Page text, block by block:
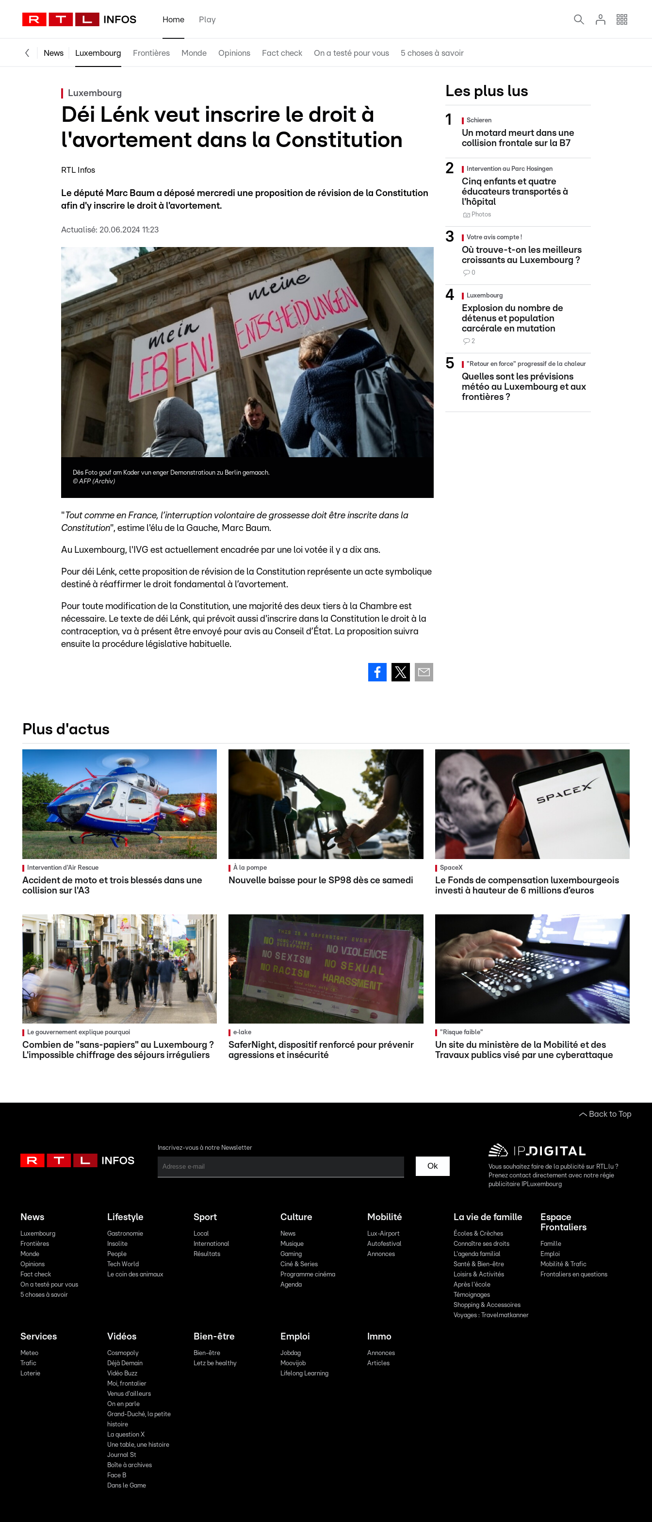
Home Play
News Luxembourg Frontières Monde Opinions Fact check On a testé pour vous 5 choses à savoir
Luxembourg
Déi Lénk veut inscrire le droit à
l'avortement dans la Constitution
RTL Infos
Le député Marc Baum a déposé mercredi une proposition de révision de la Constitution
afin d'y inscrire le droit à l'avortement.
Actualisé: 20.06.2024 11:23
Dës Foto gouf am Kader vun enger Demonstratioun zu Berlin gemaach.
©AFP (Archiv)
"Tout comme en France, l’interruption volontaire de grossesse doit être inscrite dans la
Constitution", estime l'élu de la Gauche, Marc Baum.
Au Luxembourg, l'IVG est actuellement encadrée par une loi votée il y a dix ans.
Pour déi Lénk, cette proposition de révision de la Constitution représente un acte symbolique
destiné à réaffirmer le droit fondamental à l’avortement.
Pour toute modification de la Constitution, une majorité des deux tiers à la Chambre est
nécessaire. Le texte de déi Lénk, qui prévoit aussi d'inscrire dans la Constitution le droit à la
contraception, va à présent être envoyé pour avis au Conseil d’État. La proposition suivra
ensuite la procédure législative habituelle.
Les plus lus
Schieren
Un motard meurt dans une
collision frontale sur la B7
Intervention au Parc Hosingen
Cinq enfants et quatre
éducateurs transportés à
l'hôpital
Photos
Votre avis compte !
Où trouve-t-on les meilleurs
croissants au Luxembourg ?
0
Luxembourg
Explosion du nombre de
détenus et population
carcérale en mutation
2
"Retour en force" progressif de la chaleur
Quelles sont les prévisions
météo au Luxembourg et aux
frontières ?
Plus d'actus
Intervention d'Air Rescue
Accident de moto et trois blessés dans une
collision sur l'A3
À la pompe
Nouvelle baisse pour le SP98 dès ce samedi
SpaceX
Le Fonds de compensation luxembourgeois
investi à hauteur de 6 millions d’euros
Le gouvernement explique pourquoi
Combien de "sans-papiers" au Luxembourg ?
L'impossible chiffrage des séjours irréguliers
e‑lake
SaferNight, dispositif renforcé pour prévenir
agressions et insécurité
"Risque faible"
Un site du ministère de la Mobilité et des
Travaux publics visé par une cyberattaque
Back to Top
Inscrivez-vous à notre Newsletter
Ok
Vous souhaitez faire de la publicité sur RTL.lu ?
Prenez contact directement avec notre régie
publicitaire IPLuxembourg
News
Luxembourg
Frontières
Monde
Opinions
Fact check
On a testé pour vous
5 choses à savoir
Lifestyle
Gastronomie
Insolite
People
Tech World
Le coin des animaux
Sport
Local
International
Résultats
Culture
News
Musique
Gaming
Ciné & Series
Programme cinéma
Agenda
Mobilité
Lux-Airport
Autofestival
Annonces
La vie de famille
Écoles & Crèches
Connaître ses droits
L'agenda familial
Santé & Bien-être
Loisirs & Activités
Après l'école
Témoignages
Shopping & Accessoires
Voyages : Travelmatkanner
Espace
Frontaliers
Famille
Emploi
Mobilité & Trafic
Frontaliers en questions
Services
Meteo
Trafic
Loterie
Vidéos
Cosmopoly
Déjà Demain
Vidéo Buzz
Moi, frontalier
Venus d'ailleurs
On en parle
Grand-Duché, la petite
histoire
La question X
Une table, une histoire
Journal St
Boîte à archives
Face B
Dans le Game
Bien-être
Bien-être
Letz be healthy
Emploi
Jobdag
Moovijob
Lifelong Learning
Immo
Annonces
Articles